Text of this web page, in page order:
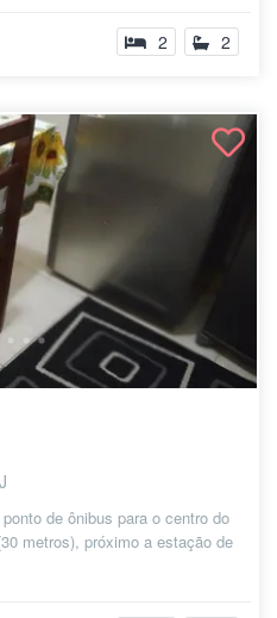
2 2
de ônibus para o centro do
metros), próximo a estação de